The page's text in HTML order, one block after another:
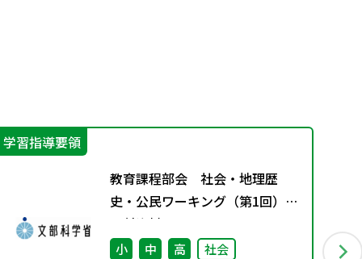
学習指導要領
教育課程部会 社会・地理歴
史・公民ワーキング（第1回）
配付資料
小 中 高
社会